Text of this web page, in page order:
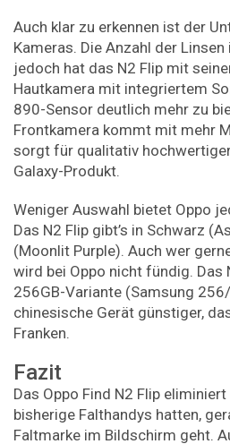
Auch klar zu erkennen ist der
Kameras. Die Anzahl der
jedoch hat das N2 Flip mit
Hautkamera mit integriertem
890-Sensor deutlich mehr zu
Frontkamera kommt mit mehr
sorgt für qualitativ
Galaxy-Produkt.
Weniger Auswahl bietet Oppo
Das N2 Flip gibt’s in Schwarz
(Moonlit Purple). Auch wer
wird bei Oppo nicht fündig. Das
256GB-Variante (Samsung
chinesische Gerät günstiger,
Franken.
Fazit
Das Oppo Find N2 Flip
bisherige Falthandys hatten,
Faltmarke im Bildschirm geht.